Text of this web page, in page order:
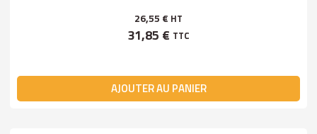
26,55 € HT
31,85 € TTC
AJOUTER AU PANIER